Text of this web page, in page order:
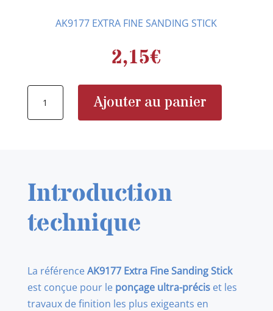
AK9177 EXTRA FINE SANDING STICK
2,15€
STICK
Ajouter au panier
Introduction
technique
La référenceAK9177 Extra Fine Sanding Stick
est conçue pour le ponçage ultra-préciset les
travaux de finition les plus exigeants en